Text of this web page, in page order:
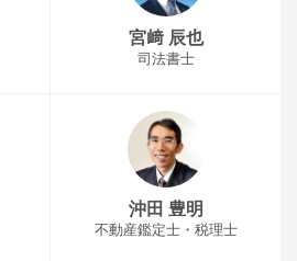
宮﨑 辰也
司法書士
沖田 豊明
不動産鑑定士・税理士